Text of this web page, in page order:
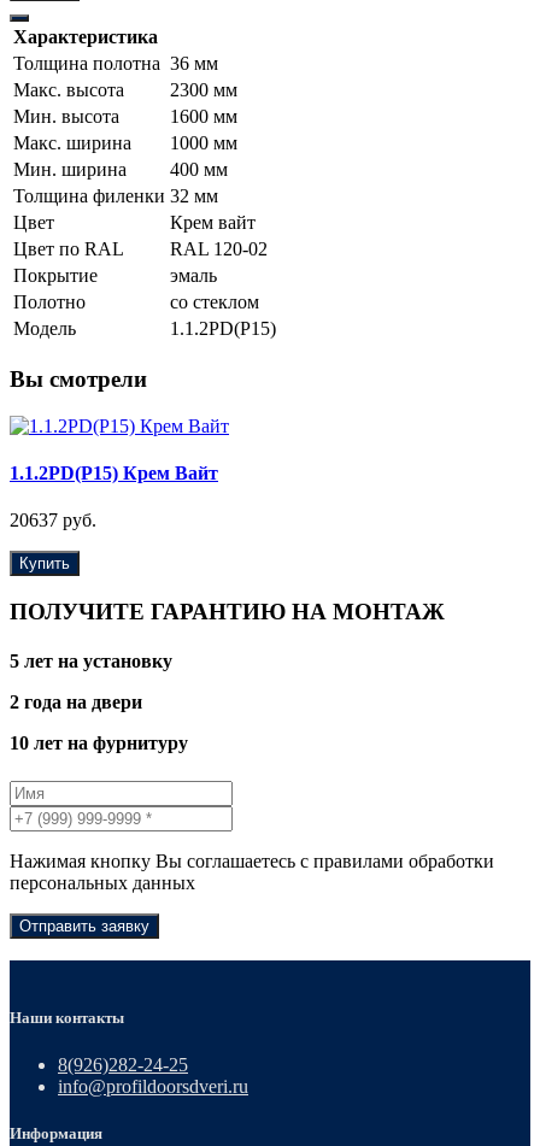
Характеристика
Толщина полотна 36 мм
Макс. высота
2300 мм
Мин. высота
1600 мм
Макс. ширина
1000 мм
Мин. ширина
400 мм
Толщина филенки 32 мм
Цвет
Крем вайт
Цвет по RAL
RAL 120-02
Покрытие
эмаль
Полотно
со стеклом
Модель
1.1.2PD(Р15)
Вы смотрели
1.1.2PD(Р15) Крем Вайт
20637 руб.
Купить
ПОЛУЧИТЕ ГАРАНТИЮ НА МОНТАЖ
5 лет на установку
2 года на двери
10 лет на фурнитуру
Нажимая кнопку Вы соглашаетесь с правилами обработки
персональных данных
Отправить заявку
Наши контакты
8(926)282-24-25
info@profildoorsdveri.ru
Информация